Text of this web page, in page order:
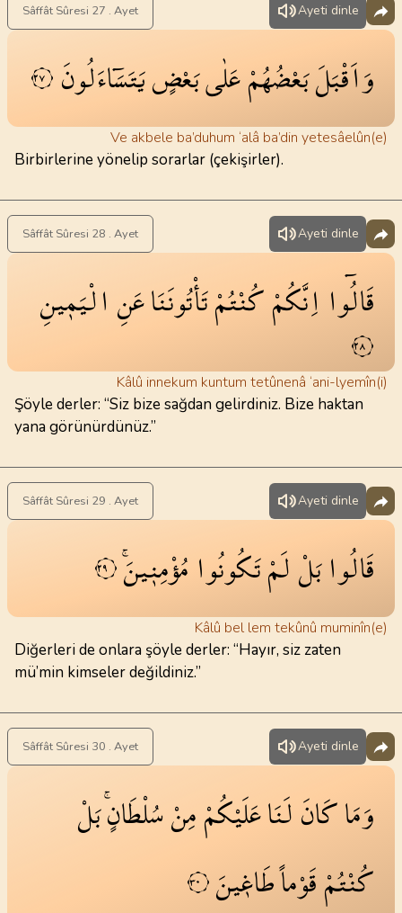
Sâffât Sûresi 27 . Ayet Ayeti dinle
وَاَقْبَلَبَعْضُهُمْعَلٰىبَعْضٍيَتَسَٓاءَلُونَ ٢٧
Ve akbele ba’duhum ‘alâ ba’din yetesâelûn(e)
Birbirlerine yönelip sorarlar (çekişirler).
Sâffât Sûresi 28 . Ayet Ayeti dinle
قَالُٓوا اِنَّكُمْكُنْتُمْتَأْتُونَنَاعَنِ الْيَم۪ينِ
٢٨
Kâlû innekum kuntum tetûnenâ ‘ani-lyemîn(i)
Şöyle derler: “Siz bize sağdan gelirdiniz. Bize haktan
yana görünürdünüz.”
Sâffât Sûresi 29 . Ayet Ayeti dinle
قَالُوابَلْلَمْتَكُونُوا مُؤْمِن۪ينَۚ ٢٩
Kâlû bel lem tekûnû muminîn(e)
Diğerleri de onlara şöyle derler: “Hayır, siz zaten
mü’min kimseler değildiniz.”
Sâffât Sûresi 30 . Ayet Ayeti dinle
وَمَاكَانَلَنَاعَلَيْكُمْمِنْسُلْطَانٍۚبَلْ
كُنْتُمْقَوْماًطَاغ۪ينَ ٣٠